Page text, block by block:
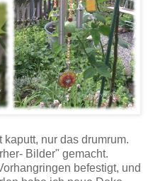
nur das drumrum.
Bilder" gemacht.
befestigt, und